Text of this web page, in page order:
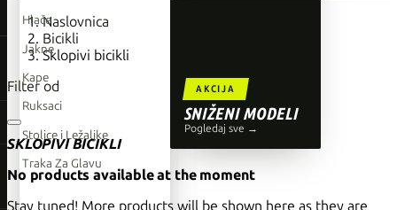
Giant
Orbea
Liv
Shimano
Wahoo
O'Neal
AKCIJA
SNIŽENI MODELI
Pogledaj sve →
Hlače
Jakne
Kape
Ruksaci
Stolice i Ležaljke
Traka Za Glavu
Naslovnica
Bicikli
Sklopivi bicikli
Filter od
SKLOPIVI BICIKLI
No products available at the moment
Stay tuned! More products will be shown here as they are